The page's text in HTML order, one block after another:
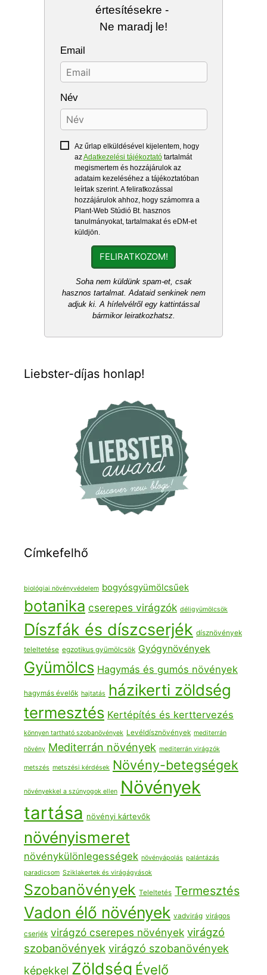
értesítésekre -
Ne maradj le!
Email
Név
Az űrlap elküldésével kijelentem, hogy
azAdatkezelési tájékoztatótartalmát
megismertem és hozzájárulok az
adataim kezeléséhez a tájékoztatóban
leírtak szerint. A feliratkozással
hozzájárulok ahhoz, hogy számomra a
Plant-Web Stúdió Bt. hasznos
tanulmányokat, tartalmakat és eDM-et
küldjön.
FELIRATKOZOM!
Soha nem küldünk spam-et, csak
hasznos tartalmat. Adataid senkinek nem
adjuk ki. A hírlelvélről egy kattintással
bármikor leiratkozhatsz.
Liebster-díjas honlap!
Címkefelhő
biológiai növényvédelem bogyósgyümölcsűek
botanika cserepes virágzók déligyümölcsök
Díszfák és díszcserjék dísznövények
teleltetése egzotikus gyümölcsök Gyógynövények
Gyümölcs Hagymás és gumós növények
hagymás évelők hajtatás
házikerti zöldség
termesztés Kertépítés és kerttervezés
könnyen tartható szobanövények Levéldísznövények mediterrán
növény Mediterrán növények mediterrán virágzók
metszés metszési kérdések Növény-betegségek
növényekkel a szúnyogok ellen Növények
tartása növényi kártevők
növényismeret
növénykülönlegességek növényápolás palántázás
paradicsom Sziklakertek és virágágyások
Szobanövények Teleltetés Termesztés
Vadon élő növények vadvirág virágos
cserjék virágzó cserepes növények virágzó
szobanövények virágzó szobanövények
képekkel Zöldség Évelő